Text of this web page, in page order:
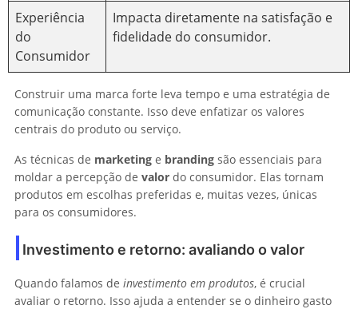
Experiência
do
Consumidor
Impacta diretamente na satisfação e
fidelidade do consumidor.
Construir uma marca forte leva tempo e uma estratégia de
comunicação constante. Isso deve enfatizar os valores
centrais do produto ou serviço.
As técnicas de marketing e branding são essenciais para
moldar a percepção de valor do consumidor. Elas tornam
produtos em escolhas preferidas e, muitas vezes, únicas
para os consumidores.
Investimento e retorno: avaliando o valor
Quando falamos de investimento em produtos, é crucial
avaliar o retorno. Isso ajuda a entender se o dinheiro gasto